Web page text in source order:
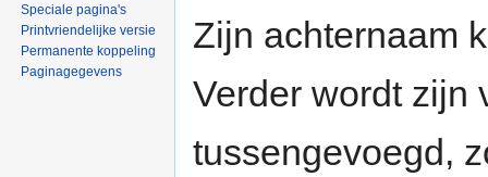
Zijn achternaam
Verder wordt zijn
tussengevoegd,
Speciale pagina's
Printvriendelijke versie
Permanente koppeling
Paginagegevens